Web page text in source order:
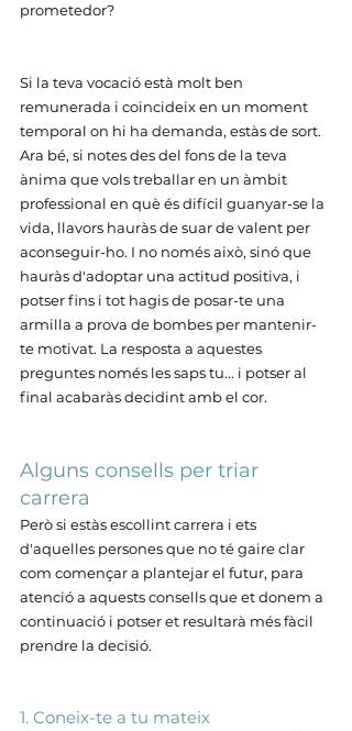
prometedor?
Si la teva vocació està molt ben
remunerada i coincideix en un moment
temporal on hi ha demanda, estàs de sort.
Ara bé, si notes des del fons de la teva
ànima que vols treballar en un àmbit
professional en què és difícil guanyar-se la
vida, llavors hauràs de suar de valent per
aconseguir-ho. I no només això, sinó que
hauràs d'adoptar una actitud positiva, i
potser fins i tot hagis de posar-te una
armilla a prova de bombes per mantenir-
te motivat. La resposta a aquestes
preguntes només les saps tu... i potser al
final acabaràs decidint amb el cor.
Alguns consells per triar
carrera
Però si estàs escollint carrera i ets
d'aquelles persones que no té gaire clar
com començar a plantejar el futur, para
atenció a aquests consells que et donem a
continuació i potser et resultarà més fàcil
prendre la decisió.
1. Coneix-te a tu mateix